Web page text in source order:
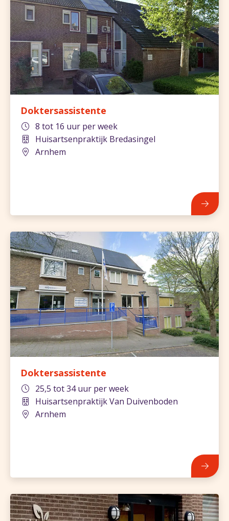
Doktersassistente
8 tot 16 uur per week
Huisartsenpraktijk Bredasingel
Arnhem
Doktersassistente
25,5 tot 34 uur per week
Huisartsenpraktijk Van Duivenboden
Arnhem